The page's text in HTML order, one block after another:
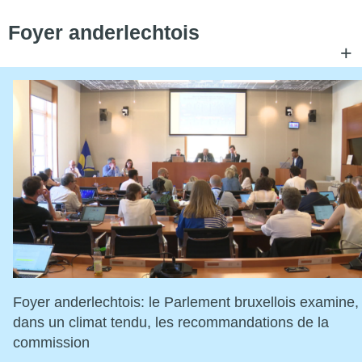
Foyer anderlechtois
+
Foyer anderlechtois: le Parlement bruxellois examine,
dans un climat tendu, les recommandations de la
commission